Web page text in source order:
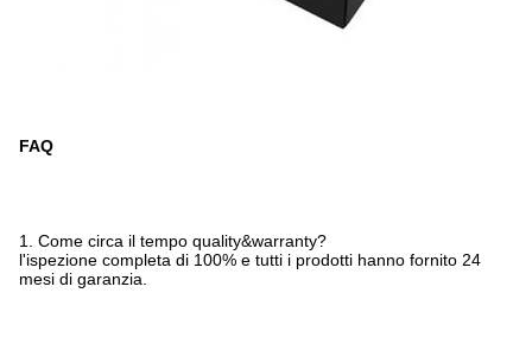
FAQ
1. Come circa il tempo quality&warranty?
l'ispezione completa di 100% e tutti i prodotti hanno fornito 24
mesi di garanzia.